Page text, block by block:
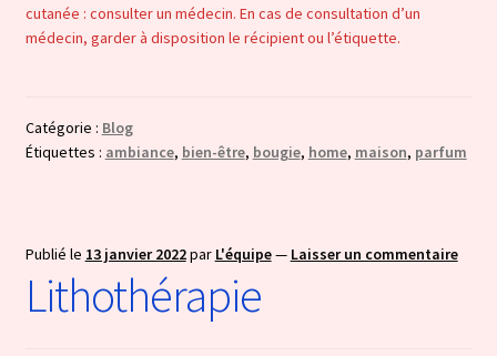
cutanée : consulter un médecin. En cas de consultation d’un
médecin, garder à disposition le récipient ou l’étiquette.
Catégorie : Blog
Étiquettes : ambiance, bien-être, bougie, home, maison, parfum
Publié le 13 janvier 2022par L'équipe— Laisser un commentaire
Lithothérapie